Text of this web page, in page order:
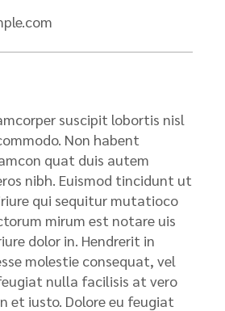
suscipit lobortis nisl
Non habent
quat duis autem
nibh. Euismod tincidunt ut
qui sequitur mutatioco
mirum est notare uis
dolor in. Hendrerit in
molestie consequat, vel
nulla facilisis at vero
et iusto. Dolore eu feugiat